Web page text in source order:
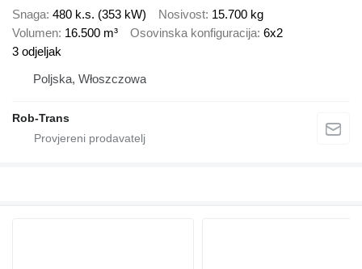
Snaga 480 k.s. (353 kW) Nosivost 15.700 kg
Volumen 16.500 m³ Osovinska konfiguracija 6x2
3 odjeljak
Poljska, Włoszczowa
Rob-Trans